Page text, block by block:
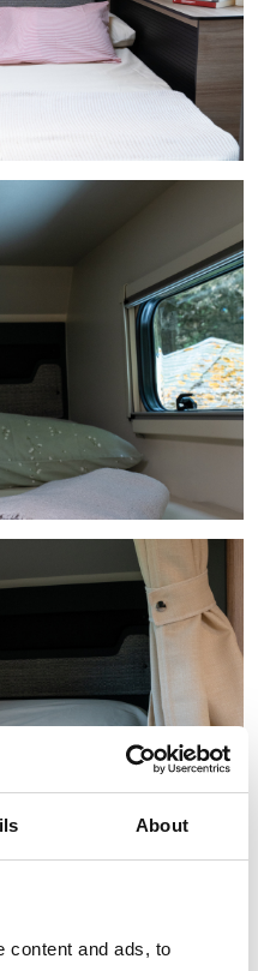
About
content and ads, to